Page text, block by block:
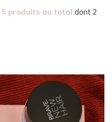
5 produits au total dont 2